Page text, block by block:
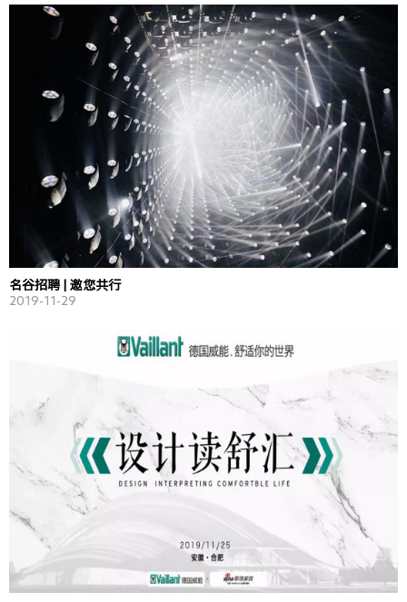
名谷招聘 | 邀您共行
2019-11-29